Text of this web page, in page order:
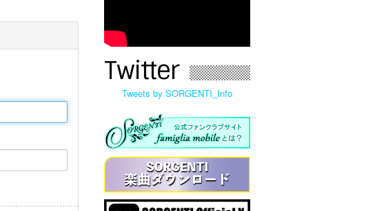
Twitter
Tweets by SORGENTI_Info